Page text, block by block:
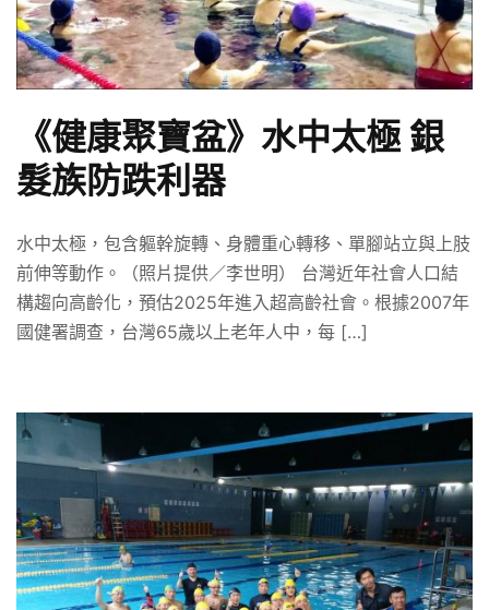
《健康聚寶盆》水中太極 銀
髮族防跌利器
水中太極，包含軀幹旋轉、身體重心轉移、單腳站立與上肢
前伸等動作。（照片提供／李世明） 台灣近年社會人口結
構趨向高齡化，預估2025年進入超高齡社會。根據2007年
國健署調查，台灣65歲以上老年人中，每 […]